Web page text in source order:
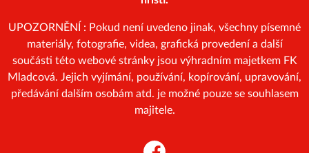
UPOZORNĚNÍ : Pokud není uvedeno jinak, všechny písemné
materiály, fotografie, videa, grafická provedení a další
součásti této webové stránky jsou výhradním majetkem FK
Mladcová. Jejich vyjímání, používání, kopírování, upravování,
předávání dalším osobám atd. je možné pouze se souhlasem
majitele.